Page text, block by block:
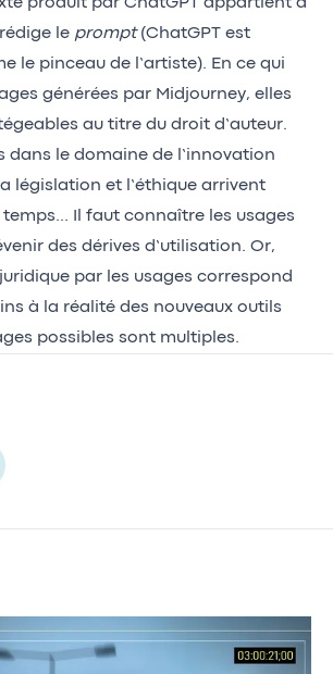
produit par ChatGPT appartient à
le prompt(ChatGPT est
le pinceau de l’artiste). En ce qui
générées par Midjourney, elles
au titre du droit d’auteur.
dans le domaine de l’innovation
législation et l’éthique arrivent
Il faut connaître les usages
des dérives d’utilisation. Or,
par les usages correspond
à la réalité des nouveaux outils
possibles sont multiples.